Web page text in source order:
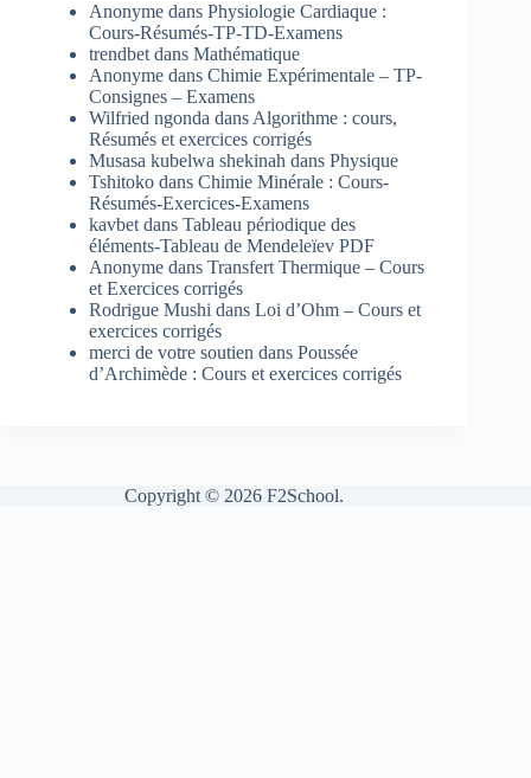
Anonyme dans Physiologie Cardiaque :
Cours-Résumés-TP-TD-Examens
trendbet dans Mathématique
Anonyme dans Chimie Expérimentale – TP-
Consignes – Examens
Wilfried ngonda dans Algorithme : cours,
Résumés et exercices corrigés
Musasa kubelwa shekinah dans Physique
Tshitoko dans Chimie Minérale : Cours-
Résumés-Exercices-Examens
kavbet dans Tableau périodique des
éléments-Tableau de Mendeleïev PDF
Anonyme dans Transfert Thermique – Cours
et Exercices corrigés
Rodrigue Mushi dans Loi d’Ohm – Cours et
exercices corrigés
merci de votre soutien dans Poussée
d’Archimède : Cours et exercices corrigés
Copyright © 2026 F2School.